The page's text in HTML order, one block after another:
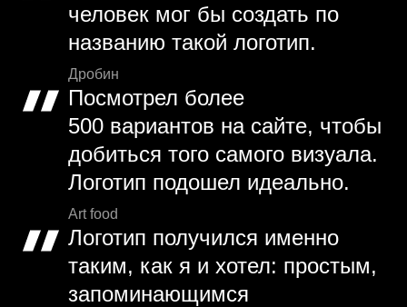
человек мог бы создать по
названию такой логотип.
Дробин
Посмотрел более
500 вариантов на сайте, чтобы
добиться того самого визуала.
Логотип подошел идеально.
Art food
Логотип получился именно
таким, как я и хотел: простым,
запоминающимся